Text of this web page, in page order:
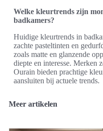
Welke kleurtrends zijn
badkamers?
Huidige kleurtrends in
zachte pasteltinten en
zoals matte en glanzende
diepte en interesse. Merken
Ourain bieden prachtige
aansluiten bij actuele trends.
Meer artikelen